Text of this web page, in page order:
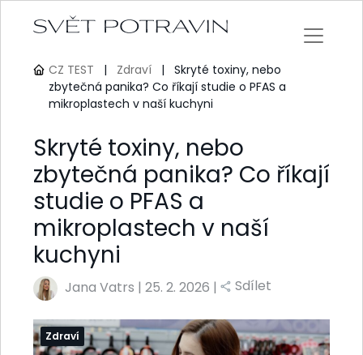
CZ TEST | Zdraví |
Skryté toxiny, nebo
zbytečná panika? Co říkají studie o PFAS a
mikroplastech v naší kuchyni
Skryté toxiny, nebo
zbytečná panika? Co říkají
studie o PFAS a
mikroplastech v naší
kuchyni
Jana Vatrs | 25. 2. 2026 | Sdílet
Zdraví